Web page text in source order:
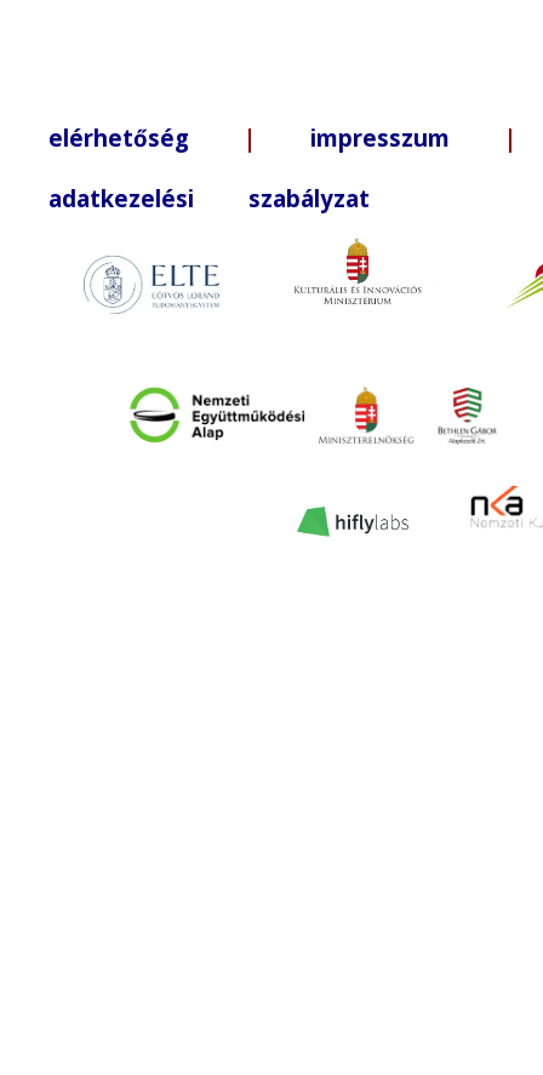
elérhetőség | impresszum |
adatkezelési szabályzat